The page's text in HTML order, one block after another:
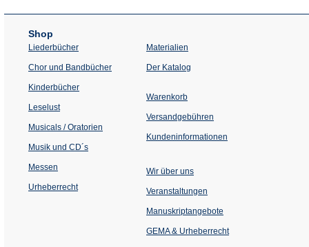
Shop
Liederbücher
Chor und Bandbücher
Kinderbücher
Leselust
Musicals / Oratorien
Musik und CD´s
Messen
Urheberrecht
Materialien
Der Katalog
Warenkorb
Versandgebühren
Kundeninformationen
Wir über uns
Veranstaltungen
einem
Tab)
Manuskriptangebote
GEMA & Urheberrecht